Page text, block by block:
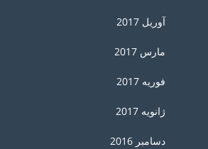
آوریل 2017
مارس 2017
فوریه 2017
ژانویه 2017
دسامبر 2016